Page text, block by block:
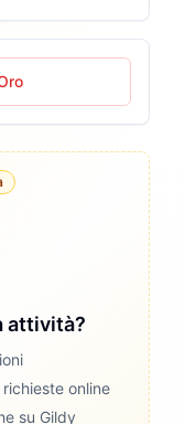
attività?
online
su Gildy